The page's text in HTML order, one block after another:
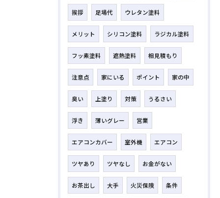
挨拶 足場代 ウレタン塗料
メリット シリコン塗料 ラジカル塗料
フッ素塗料 遮熱塗料 相見積もり
注意点 家にいる ポイント 家の中
臭い 上塗り 対策 うるさい
浮き 薄いグレー 営業
エアコンカバー 室外機 エアコン
ツヤあり ツヤなし お金がない
お茶出し 大手 火災保険 条件